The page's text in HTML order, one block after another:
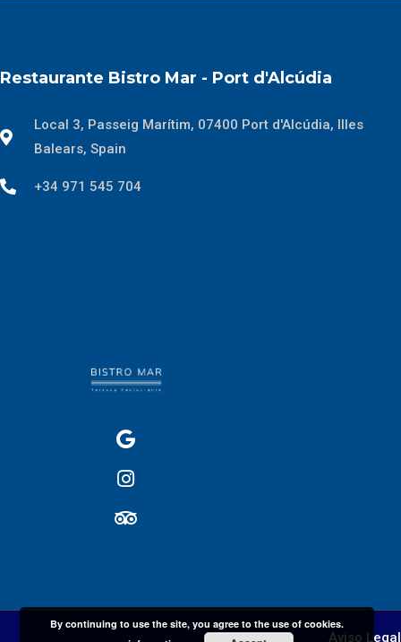
Restaurante Bistro Mar - Port d'Alcúdia
Local 3, Passeig Marítim, 07400 Port d'Alcúdia, Illes
Balears, Spain
+34 971 545 704
Aviso Legal
By continuing to use the site, you agree to the use of cookies.